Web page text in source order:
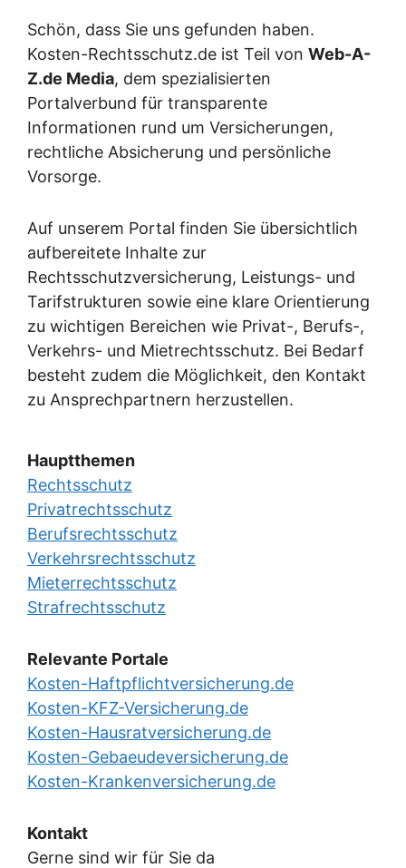
Schön, dass Sie uns gefunden haben.
Kosten-Rechtsschutz.de ist Teil von Web-A-
Z.de Media, dem spezialisierten
Portalverbund für transparente
Informationen rund um Versicherungen,
rechtliche Absicherung und persönliche
Vorsorge.
Auf unserem Portal finden Sie übersichtlich
aufbereitete Inhalte zur
Rechtsschutzversicherung, Leistungs- und
Tarifstrukturen sowie eine klare Orientierung
zu wichtigen Bereichen wie Privat-, Berufs-,
Verkehrs- und Mietrechtsschutz. Bei Bedarf
besteht zudem die Möglichkeit, den Kontakt
zu Ansprechpartnern herzustellen.
Hauptthemen
Rechtsschutz
Privatrechtsschutz
Berufsrechtsschutz
Verkehrsrechtsschutz
Mieterrechtsschutz
Strafrechtsschutz
Relevante Portale
Kosten-Haftpflichtversicherung.de
Kosten-KFZ-Versicherung.de
Kosten-Hausratversicherung.de
Kosten-Gebaeudeversicherung.de
Kosten-Krankenversicherung.de
Kontakt
Gerne sind wir für Sie da